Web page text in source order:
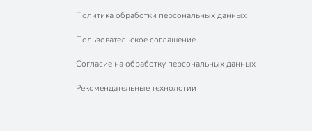
Политика обработки персональных данных
Пользовательское соглашение
Согласие на обработку персональных данных
Рекомендательные технологии